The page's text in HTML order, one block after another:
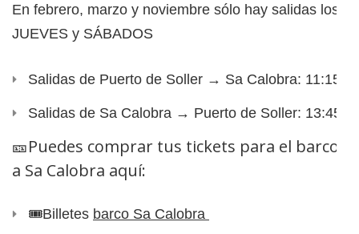
En febrero, marzo y noviembre sólo hay salidas los
JUEVES y SÁBADOS
Salidas de Puerto de Soller → Sa Calobra: 11:15
Salidas de Sa Calobra → Puerto de Soller: 13:45
🎫​Puedes comprar tus tickets para el barco
a Sa Calobra aquí:
🎟️​Billetes barco Sa Calobra